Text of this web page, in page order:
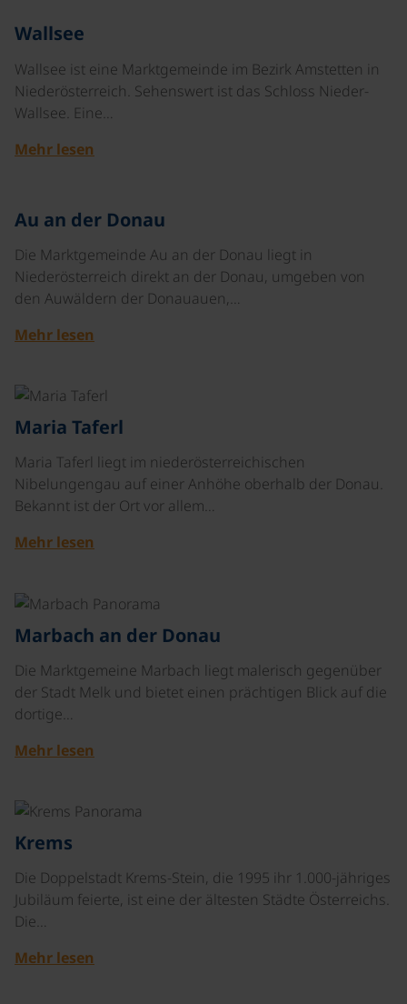
Wallsee
Wallsee ist eine Marktgemeinde im Bezirk Amstetten in
Niederösterreich. Sehenswert ist das Schloss Nieder-
Wallsee. Eine…
Mehr lesen
Au an der Donau
Die Marktgemeinde Au an der Donau liegt in
Niederösterreich direkt an der Donau, umgeben von
den Auwäldern der Donauauen,…
Mehr lesen
Maria Taferl
Maria Taferl
liegt im niederösterreichischen
Nibelungengau auf einer Anhöhe oberhalb der Donau.
Bekannt ist der Ort vor allem…
Mehr lesen
Marbach an der Donau
Die Marktgemeine Marbach liegt malerisch gegenüber
der Stadt Melk und bietet einen prächtigen Blick auf die
dortige…
Mehr lesen
Krems
Die Doppelstadt Krems-Stein, die 1995 ihr 1.000-jähriges
Jubiläum feierte, ist eine der ältesten Städte Österreichs.
Die…
Mehr lesen